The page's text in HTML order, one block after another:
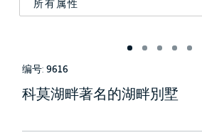
编号:9616
科莫湖畔著名的湖畔別墅